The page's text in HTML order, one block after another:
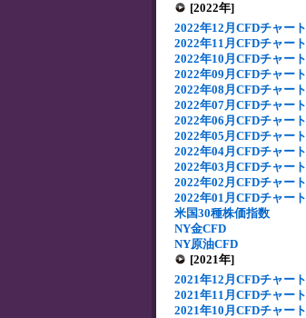
[2022年]
2022年12月CFDチャート
2022年11月CFDチャート
2022年10月CFDチャート
2022年09月CFDチャート
2022年08月CFDチャート
2022年07月CFDチャート
2022年06月CFDチャート
2022年05月CFDチャート
2022年04月CFDチャート
2022年03月CFDチャート
2022年02月CFDチャート
2022年01月CFDチャート
米国30種株価指数
NY金CFD
NY原油CFD
[2021年]
2021年12月CFDチャート
2021年11月CFDチャート
2021年10月CFDチャート